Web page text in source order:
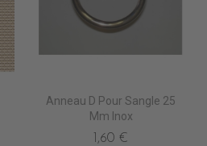
FONCE
FUSHIA
Anneau D Pour Sangle 25
Mm Inox
1,60 €